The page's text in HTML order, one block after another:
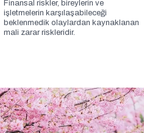
Finansal riskler, bireylerin ve
işletmelerin karşılaşabileceği
beklenmedik olaylardan kaynaklanan
mali zarar riskleridir.